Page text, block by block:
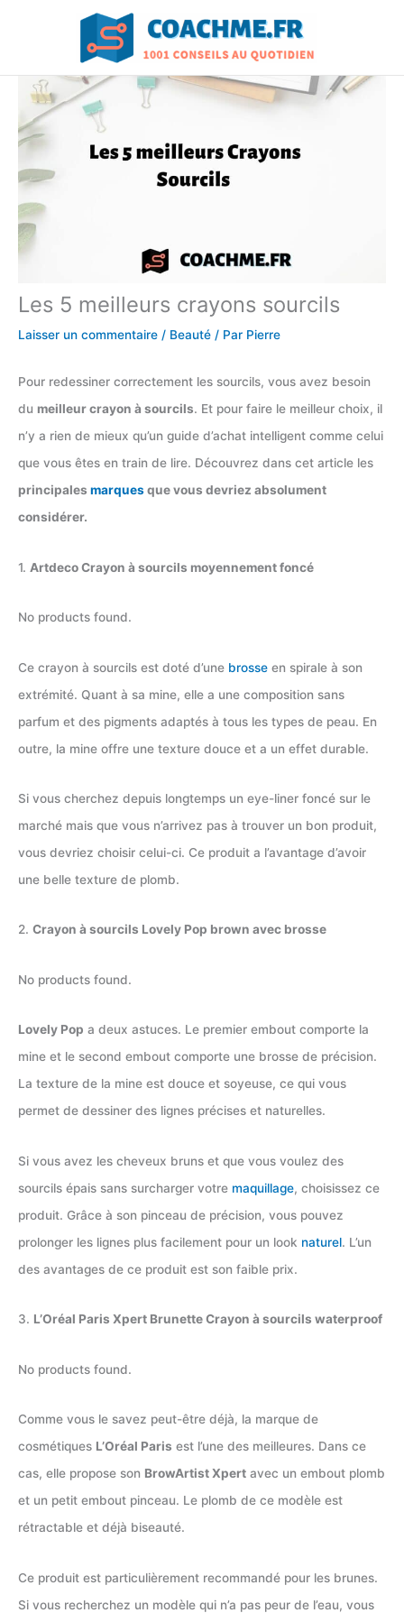
Les 5 meilleurs crayons sourcils
Laisser un commentaire / Beauté / Par Pierre
Pour redessiner correctement les sourcils, vous avez besoin
du meilleur crayon à sourcils. Et pour faire le meilleur choix, il
n’y a rien de mieux qu’un guide d’achat intelligent comme celui
que vous êtes en train de lire. Découvrez dans cet article les
principales marquesque vous devriez absolument
considérer.
1. Artdeco Crayon à sourcils moyennement foncé
No products found.
Ce crayon à sourcils est doté d’une brosse en spirale à son
extrémité. Quant à sa mine, elle a une composition sans
parfum et des pigments adaptés à tous les types de peau. En
outre, la mine offre une texture douce et a un effet durable.
Si vous cherchez depuis longtemps un eye-liner foncé sur le
marché mais que vous n’arrivez pas à trouver un bon produit,
vous devriez choisir celui-ci. Ce produit a l’avantage d’avoir
une belle texture de plomb.
2. Crayon à sourcils Lovely Pop brown avec brosse
No products found.
Lovely Pop a deux astuces. Le premier embout comporte la
mine et le second embout comporte une brosse de précision.
La texture de la mine est douce et soyeuse, ce qui vous
permet de dessiner des lignes précises et naturelles.
Si vous avez les cheveux bruns et que vous voulez des
sourcils épais sans surcharger votre maquillage, choisissez ce
produit. Grâce à son pinceau de précision, vous pouvez
prolonger les lignes plus facilement pour un look naturel. L’un
des avantages de ce produit est son faible prix.
3. L’Oréal Paris Xpert Brunette Crayon à sourcils waterproof
No products found.
Comme vous le savez peut-être déjà, la marque de
cosmétiques L’Oréal Paris est l’une des meilleures. Dans ce
cas, elle propose son BrowArtist Xpert avec un embout plomb
et un petit embout pinceau. Le plomb de ce modèle est
rétractable et déjà biseauté.
Ce produit est particulièrement recommandé pour les brunes.
Si vous recherchez un modèle qui n’a pas peur de l’eau, vous